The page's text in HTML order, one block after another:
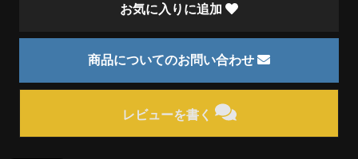
お気に入りに追加
商品についてのお問い合わせ
レビューを書く